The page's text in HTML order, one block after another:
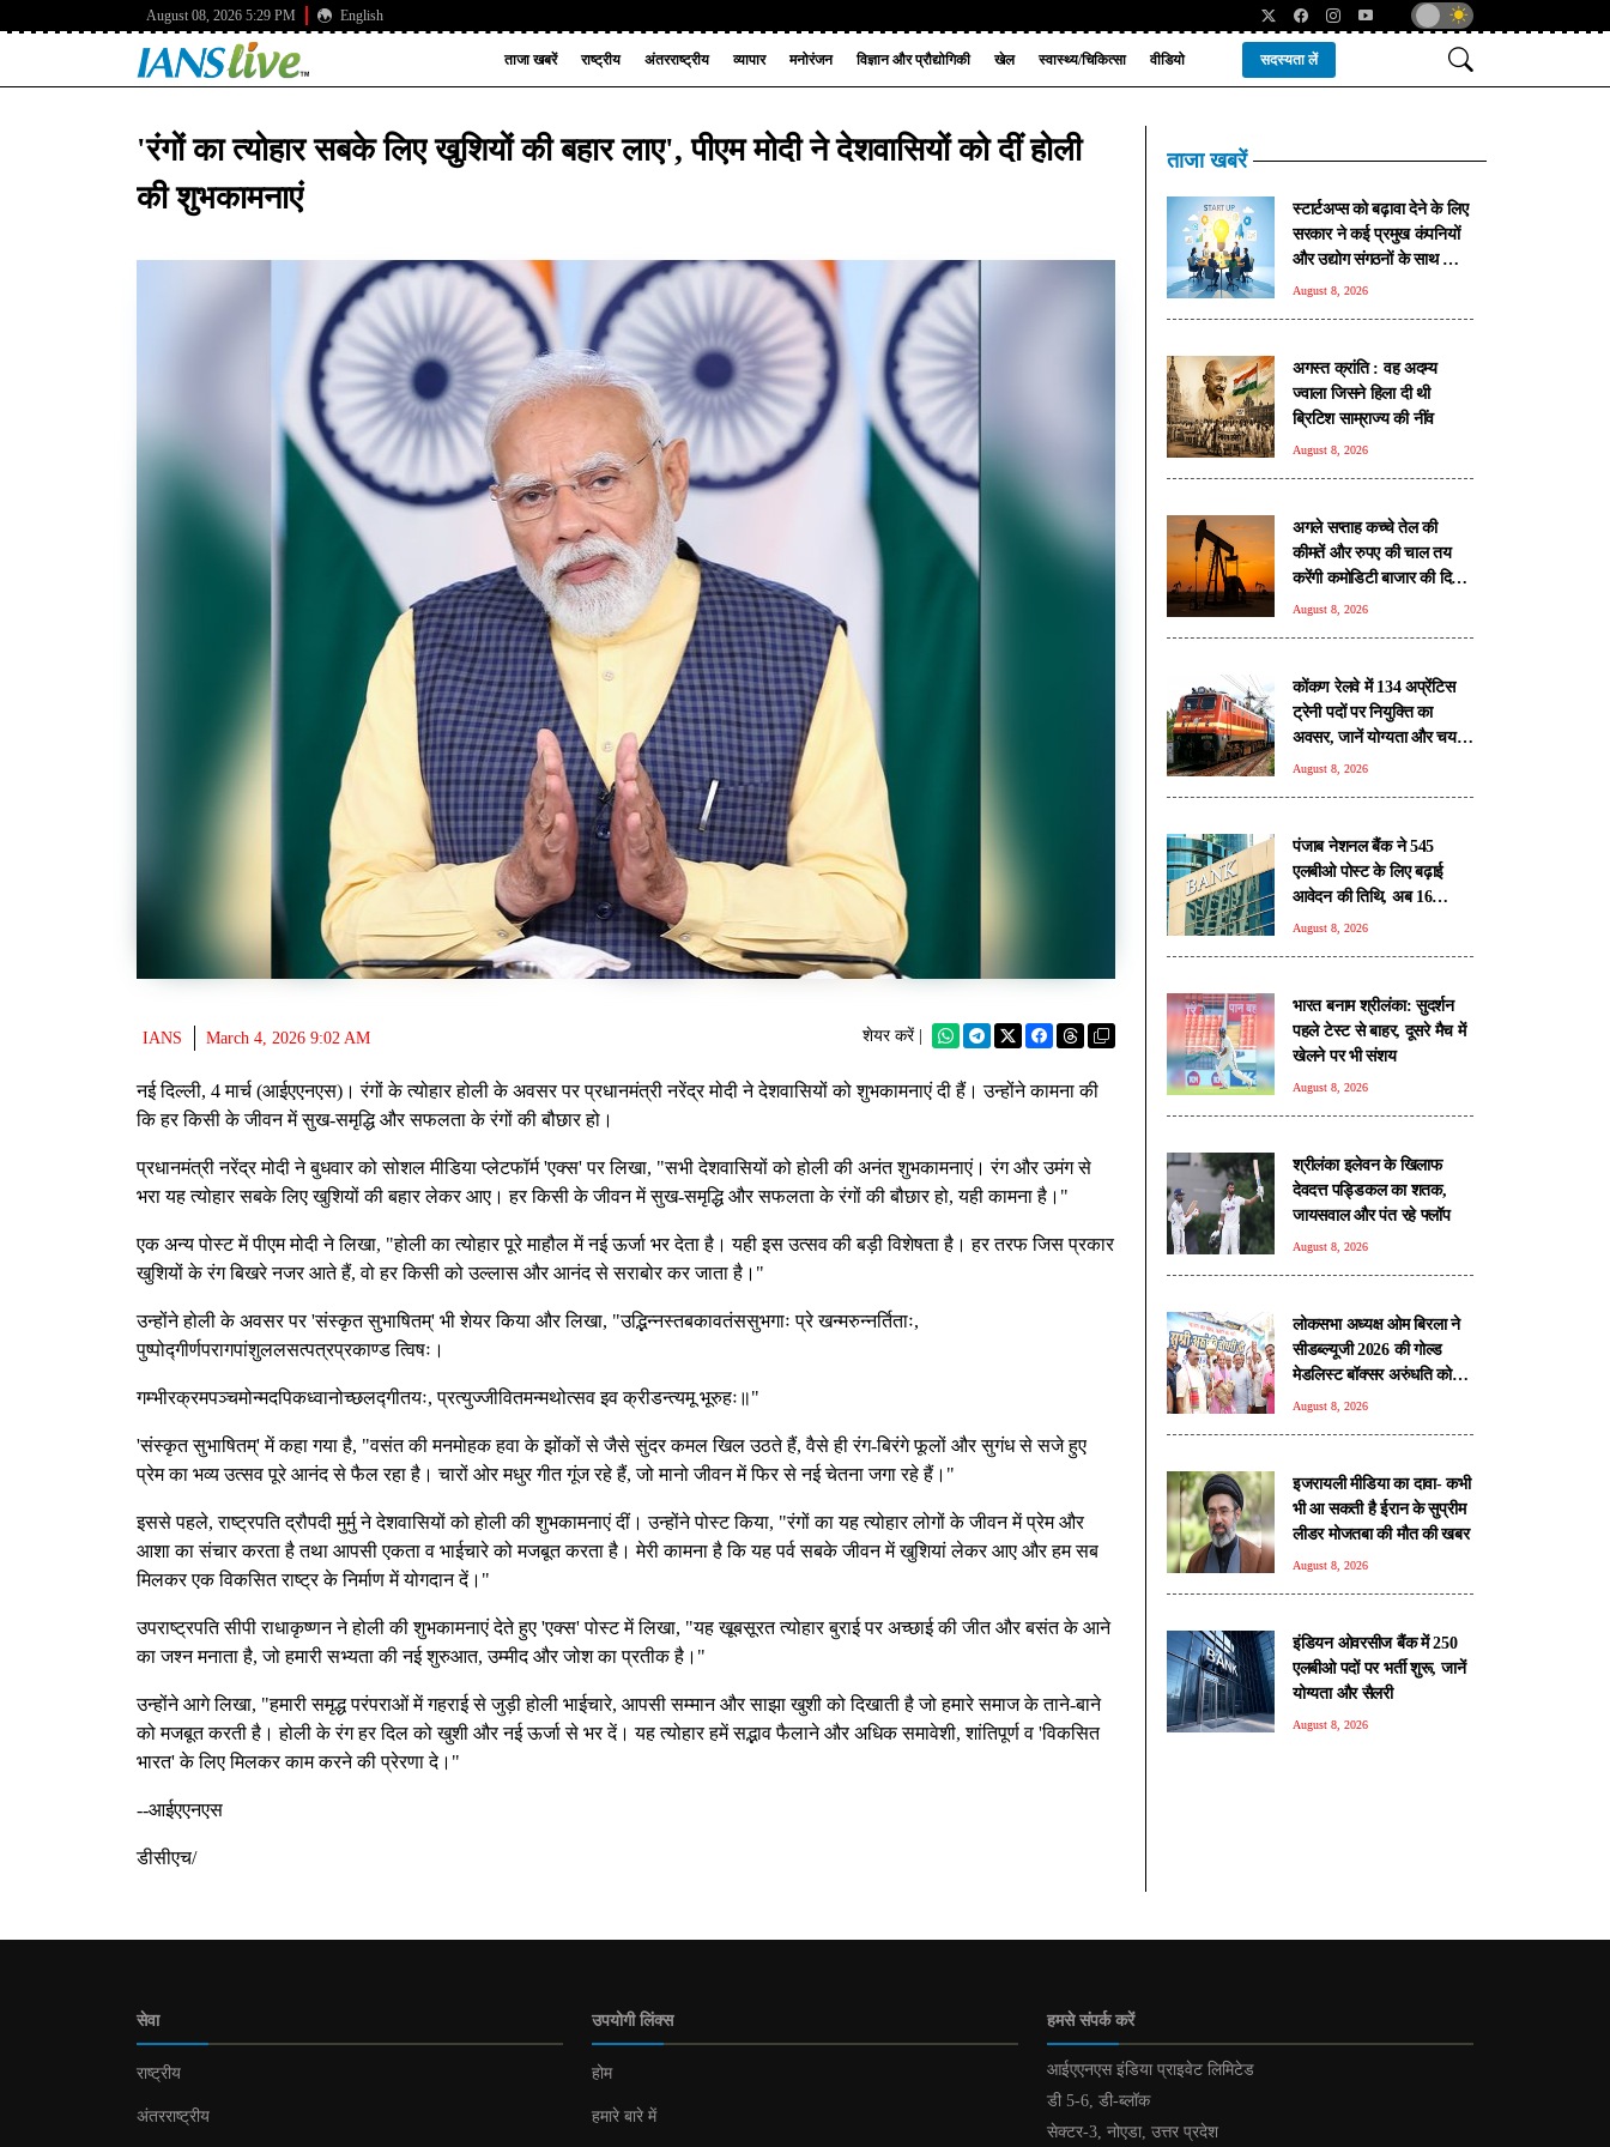
August 08, 2026 5:29 PM English
ताजा खबरें राष्ट्रीय अंतरराष्ट्रीय व्यापार मनोरंजन विज्ञान और प्रौद्योगिकी खेल स्वास्थ्य/चिकित्सा वीडियो सदस्यता लें
'रंगों का त्योहार सबके लिए खुशियों की बहार लाए', पीएम मोदी ने देशवासियों को दीं होली
की शुभकामनाएं
IANS March 4, 2026 9:02 AM शेयर करें |
नई दिल्ली, 4 मार्च (आईएएनएस)। रंगों के त्योहार होली के अवसर पर प्रधानमंत्री नरेंद्र मोदी ने देशवासियों को शुभकामनाएं दी हैं। उन्होंने कामना की
कि हर किसी के जीवन में सुख-समृद्धि और सफलता के रंगों की बौछार हो।
प्रधानमंत्री नरेंद्र मोदी ने बुधवार को सोशल मीडिया प्लेटफॉर्म 'एक्स' पर लिखा, "सभी देशवासियों को होली की अनंत शुभकामनाएं। रंग और उमंग से
भरा यह त्योहार सबके लिए खुशियों की बहार लेकर आए। हर किसी के जीवन में सुख-समृद्धि और सफलता के रंगों की बौछार हो, यही कामना है।"
एक अन्य पोस्ट में पीएम मोदी ने लिखा, "होली का त्योहार पूरे माहौल में नई ऊर्जा भर देता है। यही इस उत्सव की बड़ी विशेषता है। हर तरफ जिस प्रकार
खुशियों के रंग बिखरे नजर आते हैं, वो हर किसी को उल्लास और आनंद से सराबोर कर जाता है।"
उन्होंने होली के अवसर पर 'संस्कृत सुभाषितम्' भी शेयर किया और लिखा, "उद्भिन्नस्तबकावतंससुभगाः प्रे खन्मरुन्नर्तिताः,
पुष्पोद्गीर्णपरागपांशुललसत्पत्रप्रकाण्ड त्विषः।
गम्भीरक्रमपञ्चमोन्मदपिकध्वानोच्छलद्गीतयः, प्रत्युज्जीवितमन्मथोत्सव इव क्रीडन्त्यमू भूरुहः॥"
'संस्कृत सुभाषितम्' में कहा गया है, "वसंत की मनमोहक हवा के झोंकों से जैसे सुंदर कमल खिल उठते हैं, वैसे ही रंग-बिरंगे फूलों और सुगंध से सजे हुए
प्रेम का भव्य उत्सव पूरे आनंद से फैल रहा है। चारों ओर मधुर गीत गूंज रहे हैं, जो मानो जीवन में फिर से नई चेतना जगा रहे हैं।"
इससे पहले, राष्ट्रपति द्रौपदी मुर्मु ने देशवासियों को होली की शुभकामनाएं दीं। उन्होंने पोस्ट किया, "रंगों का यह त्योहार लोगों के जीवन में प्रेम और
आशा का संचार करता है तथा आपसी एकता व भाईचारे को मजबूत करता है। मेरी कामना है कि यह पर्व सबके जीवन में खुशियां लेकर आए और हम सब
मिलकर एक विकसित राष्ट्र के निर्माण में योगदान दें।"
उपराष्ट्रपति सीपी राधाकृष्णन ने होली की शुभकामनाएं देते हुए 'एक्स' पोस्ट में लिखा, "यह खूबसूरत त्योहार बुराई पर अच्छाई की जीत और बसंत के आने
का जश्न मनाता है, जो हमारी सभ्यता की नई शुरुआत, उम्मीद और जोश का प्रतीक है।"
उन्होंने आगे लिखा, "हमारी समृद्ध परंपराओं में गहराई से जुड़ी होली भाईचारे, आपसी सम्मान और साझा खुशी को दिखाती है जो हमारे समाज के ताने-बाने
को मजबूत करती है। होली के रंग हर दिल को खुशी और नई ऊर्जा से भर दें। यह त्योहार हमें सद्भाव फैलाने और अधिक समावेशी, शांतिपूर्ण व 'विकसित
भारत' के लिए मिलकर काम करने की प्रेरणा दे।"
--आईएएनएस
डीसीएच/
ताजा खबरें
स्टार्टअप्स को बढ़ावा देने के लिए
सरकार ने कई प्रमुख कंपनियों
और उद्योग संगठनों के साथ किए
रणनीतिक समझौते
August 8, 2026
अगस्त क्रांति : वह अदम्य
ज्वाला जिसने हिला दी थी
ब्रिटिश साम्राज्य की नींव
August 8, 2026
अगले सप्ताह कच्चे तेल की
कीमतें और रुपए की चाल तय
करेंगी कमोडिटी बाजार की दिशा:
विशेषज्ञ
August 8, 2026
कोंकण रेलवे में 134 अप्रेंटिस
ट्रेनी पदों पर नियुक्ति का
अवसर, जानें योग्यता और चयन
प्रक्रिया
August 8, 2026
पंजाब नेशनल बैंक ने 545
एलबीओ पोस्ट के लिए बढ़ाई
आवेदन की तिथि, अब 16
अगस्त तक मौका
August 8, 2026
भारत बनाम श्रीलंका: सुदर्शन
पहले टेस्ट से बाहर, दूसरे मैच में
खेलने पर भी संशय
August 8, 2026
श्रीलंका इलेवन के खिलाफ
देवदत्त पड्डिकल का शतक,
जायसवाल और पंत रहे फ्लॉप
August 8, 2026
लोकसभा अध्यक्ष ओम बिरला ने
सीडब्ल्यूजी 2026 की गोल्ड
मेडलिस्ट बॉक्सर अरुंधति को
किया सम्मानित
August 8, 2026
इजरायली मीडिया का दावा- कभी
भी आ सकती है ईरान के सुप्रीम
लीडर मोजतबा की मौत की खबर
August 8, 2026
इंडियन ओवरसीज बैंक में 250
एलबीओ पदों पर भर्ती शुरू, जानें
योग्यता और सैलरी
August 8, 2026
सेवा
राष्ट्रीय
अंतरराष्ट्रीय
उपयोगी लिंक्स
होम
हमारे बारे में
हमसे संपर्क करें
आईएएनएस इंडिया प्राइवेट लिमिटेड
डी 5-6, डी-ब्लॉक
सेक्टर-3, नोएडा, उत्तर प्रदेश